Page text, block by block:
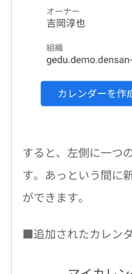
すると、左側に一つ
す。あっという間に
ができます。
■追加されたカレン